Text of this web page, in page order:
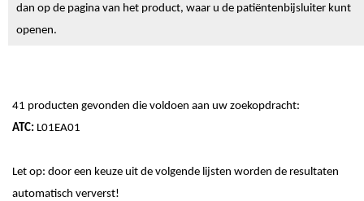
dan op de pagina van het product, waar u de patiëntenbijsluiter kunt
openen.
41 producten gevonden die voldoen aan uw zoekopdracht:
ATC: L01EA01
Let op: door een keuze uit de volgende lijsten worden de resultaten
automatisch ververst!